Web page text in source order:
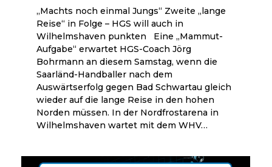
„Machts noch einmal Jungs“ Zweite „lange
Reise“ in Folge – HGS will auch in
Wilhelmshaven punkten Eine „Mammut-
Aufgabe“ erwartet HGS-Coach Jörg
Bohrmann an diesem Samstag, wenn die
Saarländ-Handballer nach dem
Auswärtserfolg gegen Bad Schwartau gleich
wieder auf die lange Reise in den hohen
Norden müssen. In der Nordfrostarena in
Wilhelmshaven wartet mit dem WHV…